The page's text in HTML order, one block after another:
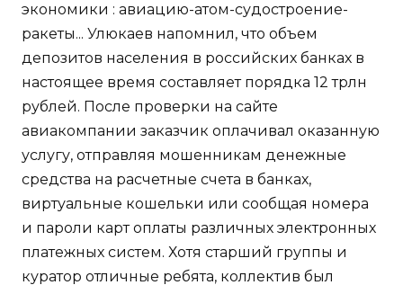
экономики : авиацию-атом-судостроение-
ракеты... Улюкаев напомнил, что объем
депозитов населения в российских банках в
настоящее время составляет порядка 12 трлн
рублей. После проверки на сайте
авиакомпании заказчик оплачивал оказанную
услугу, отправляя мошенникам денежные
средства на расчетные счета в банках,
виртуальные кошельки или сообщая номера
и пароли карт оплаты различных электронных
платежных систем. Хотя старший группы и
куратор отличные ребята, коллектив был